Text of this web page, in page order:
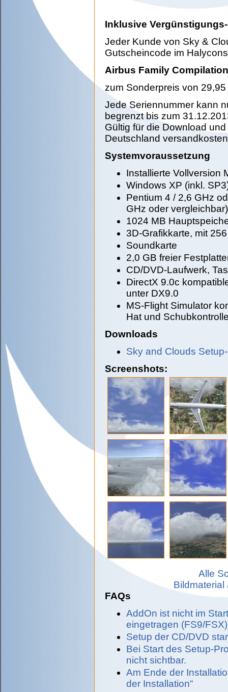
Inklusive
Jeder Kunde von Sky &
Gutscheincode im
Airbus Family
zum Sonderpreis von
Jede Seriennummer kann
begrenzt bis zum
Gültig für die Download
Deutschland
Systemvoraussetzung
Installierte Vollversion
Windows XP (inkl.
Pentium 4 / 2,6 GHz
GHz oder vergleichbar)
1024 MB
3D-Grafikkarte, mit
Soundkarte
2,0 GB freier
CD/DVD-Laufwerk,
DirectX 9.0c
unter DX9.0
MS-Flight Simulator
Hat und
Downloads
Sky and Clouds
Screenshots:
Alle
Bildmaterial
FAQs
AddOn ist nicht im
eingetragen (FS9/FSX)
Setup der CD/DVD
Bei Start des Setup-
nicht sichtbar.
Am Ende der
der Installation“